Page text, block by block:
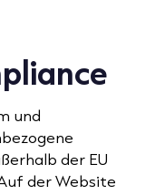
und
der EU
der Website